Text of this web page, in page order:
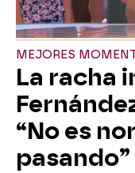
MEJORES
La racha
“No es
pasando”